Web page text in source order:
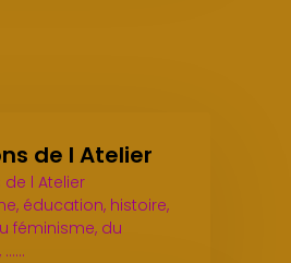
de l Atelier
de l Atelier
éducation, histoire,
féminisme, du